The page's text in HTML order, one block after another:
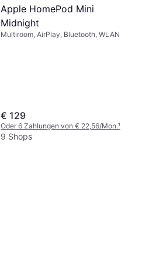
Apple HomePod Mini
Midnight
Multiroom, AirPlay, Bluetooth, WLAN
€ 129
Oder 6 Zahlungen von € 22,56/Mon.¹
9 Shops